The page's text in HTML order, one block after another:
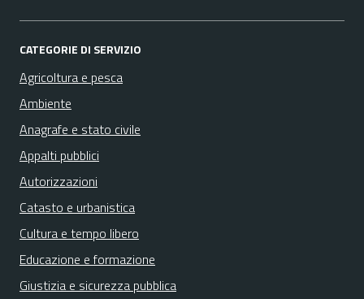
CATEGORIE DI SERVIZIO
Agricoltura e pesca
Ambiente
Anagrafe e stato civile
Appalti pubblici
Autorizzazioni
Catasto e urbanistica
Cultura e tempo libero
Educazione e formazione
Giustizia e sicurezza pubblica